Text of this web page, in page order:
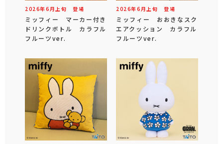
2026年6 月 上旬 登場
ミッフィー マーカー付き
ドリンクボトル カラフル
フルーツver.
2026年6 月 上旬 登場
ミッフィー おおきなスク
エアクッション カラフル
フルーツver.